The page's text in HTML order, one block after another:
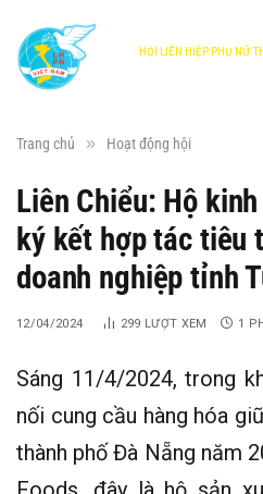
HỘI LIÊN HIỆP PHỤ NỮ
Trang chủ » Hoạt động hội
Liên Chiểu: Hộ
ký kết hợp tác tiêu
doanh nghiệp tỉnh
12/04/2024 299 LƯỢT XEM 1
Sáng 11/4/2024, trong
nối cung cầu hàng hóa
thành phố Đà Nẵng năm